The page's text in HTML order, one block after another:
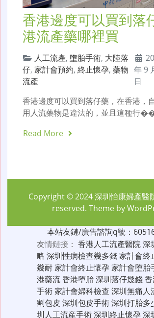
香港邊度可以買到落
港流產藥哪裡買
人工流產, 墮胎手術, 大陸落
仔, 家計會預約, 終止懷孕, 藥物
流產
年 9
日
香港邊度可以買到落仔藥，在香港，
用人流藥物是違法的，並且這種行
Read More
Copyright © 2024深圳怡康婦產醫
reserved. Theme by
本站友鏈/廣告諮詢q號：
友情鏈接： 香港人工流產醫院深
略 深圳性病檢查幾多錢家計會終
幾耐家計會終止懷孕家計會堕胎
港藥流香港堕胎深圳落仔幾錢
手術家計會婦科檢查 深圳無痛人
割包皮 深圳包皮手術深圳打胎多
圳人工流産手術深圳終止懷孕深